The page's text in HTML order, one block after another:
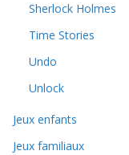
Sherlock Holmes
Time Stories
Undo
Unlock
Jeux enfants
Jeux familiaux